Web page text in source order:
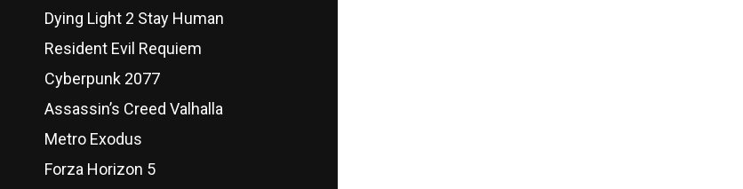
Dying Light 2 Stay Human
Resident Evil Requiem
Cyberpunk 2077
Assassin’s Creed Valhalla
Metro Exodus
Forza Horizon 5